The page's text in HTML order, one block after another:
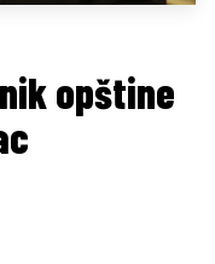
opštine